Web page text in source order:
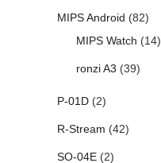
MIPS Android (82)
MIPS Watch (14)
ronzi A3 (39)
P-01D(2)
R-Stream (42)
SO-04E(2)